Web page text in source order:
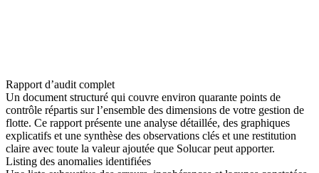
Rapport d’audit complet
Un document structuré qui couvre environ quarante points de
contrôle répartis sur l’ensemble des dimensions de votre gestion de
flotte. Ce rapport présente une analyse détaillée, des graphiques
explicatifs et une synthèse des observations clés et une restitution
claire avec toute la valeur ajoutée que Solucar peut apporter.
Listing des anomalies identifiées